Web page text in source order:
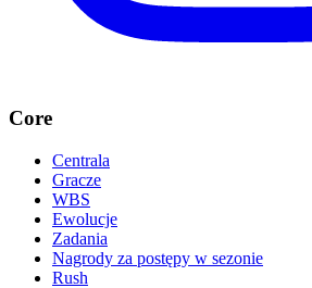
Core
Centrala
Gracze
WBS
Ewolucje
Zadania
Nagrody za postępy w sezonie
Rush